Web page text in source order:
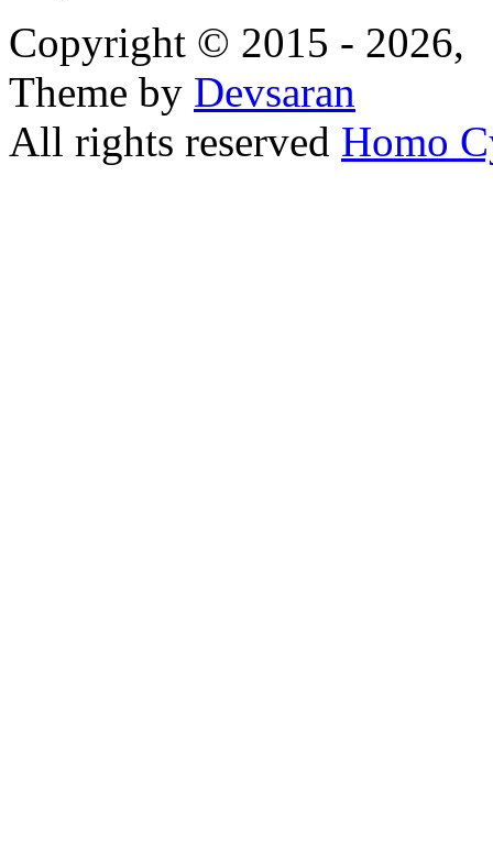
Copyright © 2015 - 2026,
Theme by Devsaran
All rights reserved Homo